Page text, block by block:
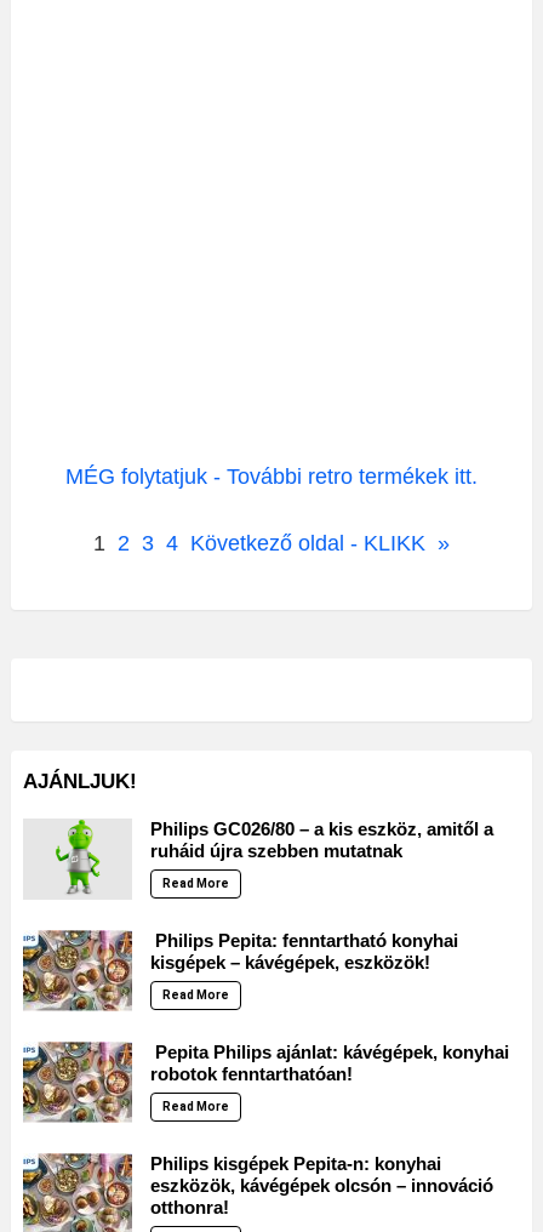
MÉG folytatjuk - További retro termékek itt.
1 2 3 4 Következő oldal - KLIKK »
AJÁNLJUK!
Philips GC026/80 – a kis eszköz, amitől a
ruháid újra szebben mutatnak
Read More
Philips Pepita: fenntartható konyhai
kisgépek – kávégépek, eszközök!
Read More
Pepita Philips ajánlat: kávégépek, konyhai
robotok fenntarthatóan!
Read More
Philips kisgépek Pepita-n: konyhai
eszközök, kávégépek olcsón – innováció
otthonra!